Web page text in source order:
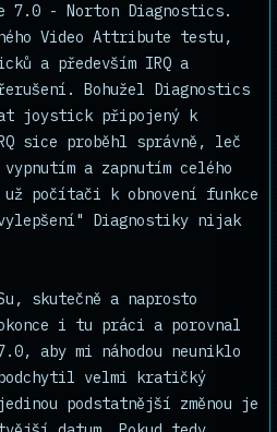
7.0 - Norton Diagnostics.
Video Attribute testu,
a především IRQ a
Bohužel Diagnostics
joystick připojený k
sice proběhl správně, leč
a zapnutím celého
už počítači k obnovení funkce
Diagnostiky nijak
skutečně a naprosto
i tu práci a porovnal
aby mi náhodou neuniklo
velmi kratičký
jedinou podstatnější změnou je